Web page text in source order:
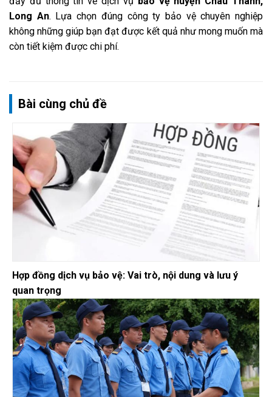
Long An. Lựa chọn đúng công ty bảo vệ chuyên nghiệp
không những giúp bạn đạt được kết quả như mong muốn mà
còn tiết kiệm được chi phí.
Bài cùng chủ đề
Hợp đồng dịch vụ bảo vệ: Vai trò, nội dung và lưu ý
quan trọng